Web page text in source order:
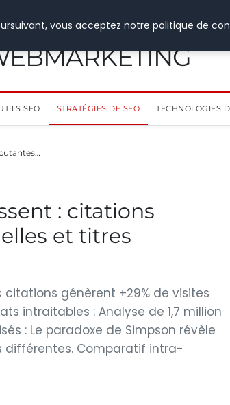
SEO STRATÉGIES DE SEO TECHNOLOGIES
: citations
et titres
citations génèrent +29% de visites
intraitables : Analyse de 1,7 million
: Le paradoxe de Simpson révèle
différentes. Comparatif intra-
vous acceptez notre politique de